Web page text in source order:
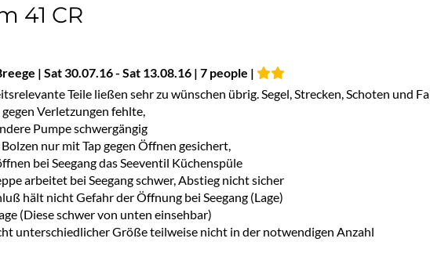
41 CR
| Sat 30.07.16 - Sat 13.08.16 | 7 people |
Teile ließen sehr zu wünschen übrig. Segel, Strecken, Schoten und
Verletzungen fehlte,
Pumpe schwergängig
nur mit Tap gegen Öffnen gesichert,
bei Seegang das Seeventil Küchenspüle
arbeitet bei Seegang schwer, Abstieg nicht sicher
hält nicht Gefahr der Öffnung bei Seegang (Lage)
(Diese schwer von unten einsehbar)
unterschiedlicher Größe teilweise nicht in der notwendigen Anzahl